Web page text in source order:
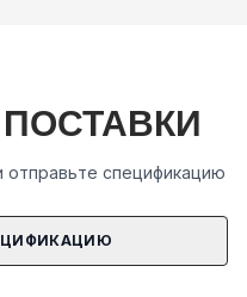
отправьте спецификацию